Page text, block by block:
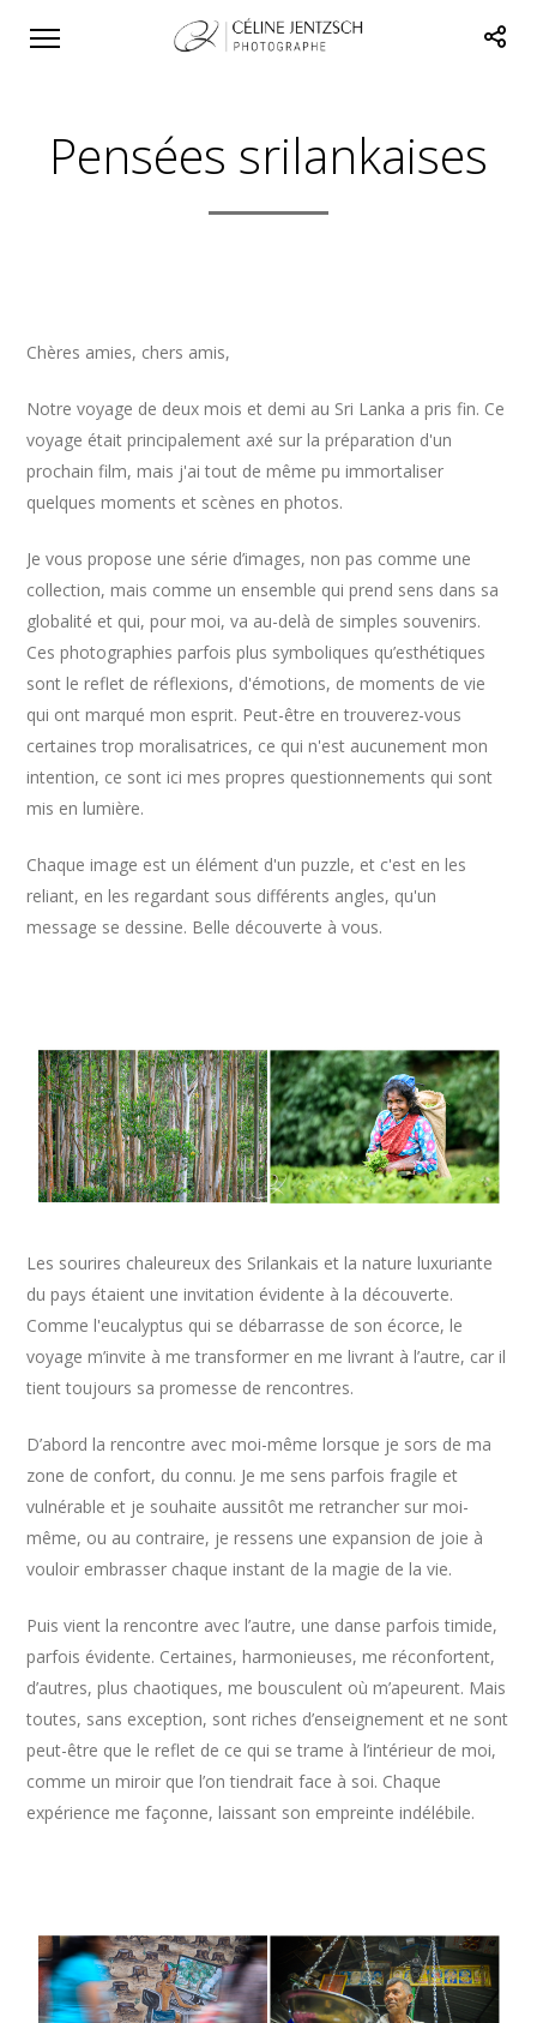
Pensées srilankaises
Chères amies, chers amis,
Notre voyage de deux mois et demi au Sri Lanka a pris fin. Ce
voyage était principalement axé sur la préparation d'un
prochain film, mais j'ai tout de même pu immortaliser
quelques moments et scènes en photos.
Je vous propose une série d’images, non pas comme une
collection, mais comme un ensemble qui prend sens dans sa
globalité et qui, pour moi, va au-delà de simples souvenirs.
Ces photographies parfois plus symboliques qu’esthétiques
sont le reflet de réflexions, d'émotions, de moments de vie
qui ont marqué mon esprit. Peut-être en trouverez-vous
certaines trop moralisatrices, ce qui n'est aucunement mon
intention, ce sont ici mes propres questionnements qui sont
mis en lumière.
Chaque image est un élément d'un puzzle, et c'est en les
reliant, en les regardant sous différents angles, qu'un
message se dessine. Belle découverte à vous.
Les sourires chaleureux des Srilankais et la nature luxuriante
du pays étaient une invitation évidente à la découverte.
Comme l'eucalyptus qui se débarrasse de son écorce, le
voyage m’invite à me transformer en me livrant à l’autre, car il
tient toujours sa promesse de rencontres.
D’abord la rencontre avec moi-même lorsque je sors de ma
zone de confort, du connu. Je me sens parfois fragile et
vulnérable et je souhaite aussitôt me retrancher sur moi-
même, ou au contraire, je ressens une expansion de joie à
vouloir embrasser chaque instant de la magie de la vie.
Puis vient la rencontre avec l’autre, une danse parfois timide,
parfois évidente. Certaines, harmonieuses, me réconfortent,
d’autres, plus chaotiques, me bousculent où m’apeurent. Mais
toutes, sans exception, sont riches d’enseignement et ne sont
peut-être que le reflet de ce qui se trame à l’intérieur de moi,
comme un miroir que l’on tiendrait face à soi. Chaque
expérience me façonne, laissant son empreinte indélébile.